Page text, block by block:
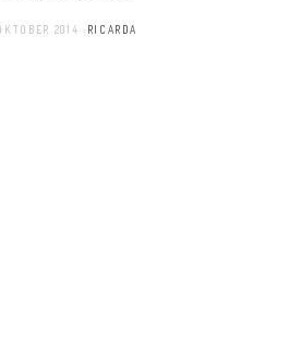
2014 RICARDA